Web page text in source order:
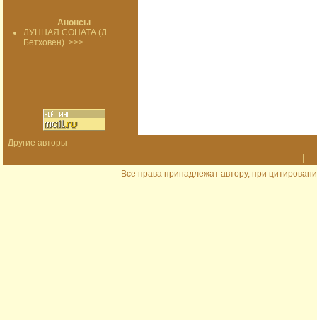
Анонсы
ЛУННАЯ СОНАТА (Л.
Бетховен) >>>
Другие авторы
Все права принадлежат автору, при